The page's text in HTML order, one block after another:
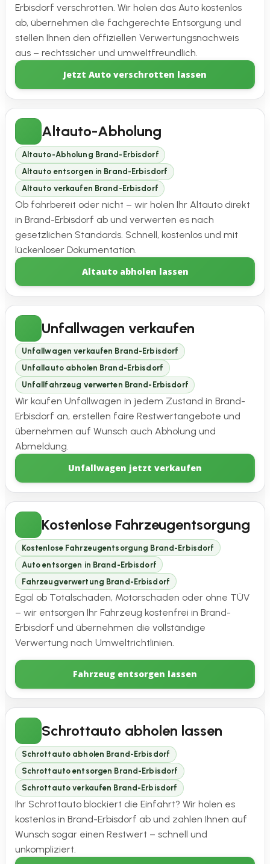
Erbisdorf verschrotten. Wir holen das Auto kostenlos
ab, übernehmen die fachgerechte Entsorgung und
stellen Ihnen den offiziellen Verwertungsnachweis
aus – rechtssicher und umweltfreundlich.
Jetzt Auto verschrotten lassen
Altauto-Abholung
Altauto-Abholung Brand-Erbisdorf
Altauto entsorgen in Brand-Erbisdorf
Altauto verkaufen Brand-Erbisdorf
Ob fahrbereit oder nicht – wir holen Ihr Altauto direkt
in Brand-Erbisdorf ab und verwerten es nach
gesetzlichen Standards. Schnell, kostenlos und mit
lückenloser Dokumentation.
Altauto abholen lassen
Unfallwagen verkaufen
Unfallwagen verkaufen Brand-Erbisdorf
Unfallauto abholen Brand-Erbisdorf
Unfallfahrzeug verwerten Brand-Erbisdorf
Wir kaufen Unfallwagen in jedem Zustand in Brand-
Erbisdorf an, erstellen faire Restwertangebote und
übernehmen auf Wunsch auch Abholung und
Abmeldung.
Unfallwagen jetzt verkaufen
Kostenlose Fahrzeugentsorgung
Kostenlose Fahrzeugentsorgung Brand-Erbisdorf
Auto entsorgen in Brand-Erbisdorf
Fahrzeugverwertung Brand-Erbisdorf
Egal ob Totalschaden, Motorschaden oder ohne TÜV
– wir entsorgen Ihr Fahrzeug kostenfrei in Brand-
Erbisdorf und übernehmen die vollständige
Verwertung nach Umweltrichtlinien.
Fahrzeug entsorgen lassen
Schrottauto abholen lassen
Schrottauto abholen Brand-Erbisdorf
Schrottauto entsorgen Brand-Erbisdorf
Schrottauto verkaufen Brand-Erbisdorf
Ihr Schrottauto blockiert die Einfahrt? Wir holen es
kostenlos in Brand-Erbisdorf ab und zahlen Ihnen auf
Wunsch sogar einen Restwert – schnell und
unkompliziert.